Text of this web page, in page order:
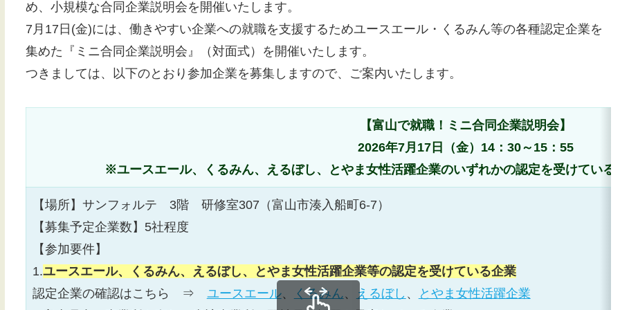
め、小規模な合同企業説明会を開催いたします。
7月17日(金)には、働きやすい企業への就職を支援するためユースエール・くるみん等の各種認定企業を
集めた『ミニ合同企業説明会』（対面式）を開催いたします。
つきましては、以下のとおり参加企業を募集しますので、ご案内いたします。
【富山で就職！ミニ合同企業説明会】
2026年7月17日（金） 14：30～15：55
※ユースエール、くるみん、えるぼし、とやま女性活躍企業のいずれかの認定を受けている
【場所】サンフォルテ 3階 研修室307（富山市湊入船町6-7）
【募集予定企業数】5社程度
【参加要件】
1.ユースエール、くるみん、えるぼし、とやま女性活躍企業等の認定を受けている企業
認定企業の確認はこちら ⇒ ユースエール、 くるみん えるぼし 、
とやま女性活躍企業